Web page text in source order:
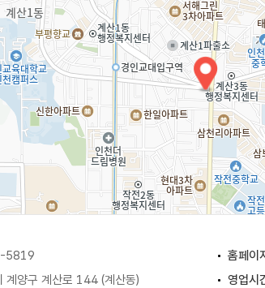
5819 홈페이
계양구 계산로 144 (계산동) 영업시